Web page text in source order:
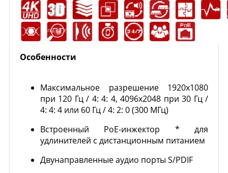
Особенности
Максимальное разрешение 1920x1080
при 120 Гц / 4: 4: 4, 4096x2048 при 30 Гц /
4: 4: 4 или 60 Гц / 4: 2: 0 (300 МГц)
Встроенный PoE-инжектор * для
удлинителей с дистанционным питанием
Двунаправленные аудио порты S/PDIF